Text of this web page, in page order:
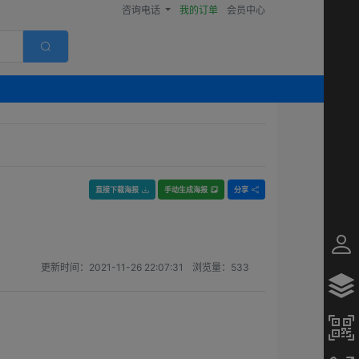
咨询电话 我的订单 会员中心
直接下载海报 手动生成海报 分享
更新时间： 2021-11-26 22:07:31 浏览量： 533